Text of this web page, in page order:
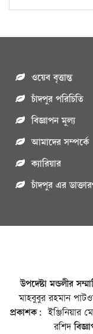
ওয়েব বৃত্তান্ত
চাঁদপুর পরিচিতি
বিজ্ঞাপন মুল্য
আমাদের সম্পর্কে
ক্যারিয়ার
চাঁদপুর এর
উপদেষ্টা মন্ডলীর
মাহবুবুর রহমান
প্রকাশক: ইঞ্জিনিয়ার
রশিদ